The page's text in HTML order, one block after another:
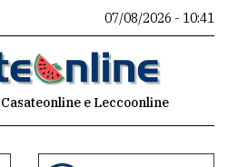
07/08/2026 - 10:41
e Leccoonline